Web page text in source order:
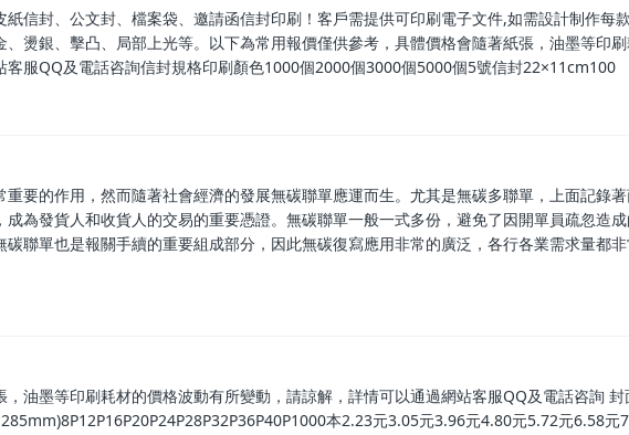
信封、公文封、檔案袋、邀請函信封印刷！客戶需提供可印刷電子文件,如需設計制作每
燙銀、擊凸、局部上光等。以下為常用報價僅供參考，具體價格會隨著紙張，油墨等印
服QQ及電話咨詢信封規格印刷顏色1000個2000個3000個5000個5號信封22×11cm100
要的作用，然而隨著社會經濟的發展無碳聯單應運而生。尤其是無碳多聯單，上面記錄
為發貨人和收貨人的交易的重要憑證。無碳聯單一般一式多份，避免了因開單員疏忽造
聯單也是報關手續的重要組成部分，因此無碳復寫應用非常的廣泛，各行各業需求量都非
油墨等印刷耗材的價格波動有所變動，請諒解，詳情可以通過網站客服QQ及電話咨詢
本2.23元3.05元3.96元4.80元5.72元6.58元